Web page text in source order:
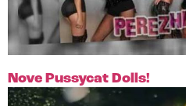
Nove Pussycat Dolls!